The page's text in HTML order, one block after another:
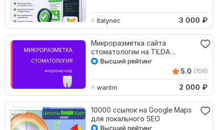
Italynec 3 000 ₽
Микроразметка сайта
стоматологии на TILDA
Wordpress Битрикс
5.0 (106)
wantm 2 000 ₽
10000 ссылок на Google Maps
для локального SEO